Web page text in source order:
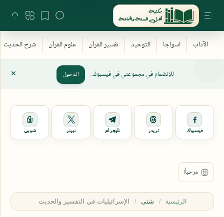
للإنضمام في مجموعتي في فيسبوك.. الدخول
فيسبوك ثريدز تليجرام تويتر شوبي
الرئيسية شتى